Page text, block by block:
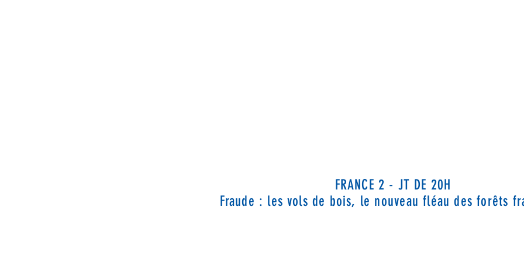
FRANCE 2 - JT DE 20H
Fraude : les vols de bois, le nouveau fléau des forêts